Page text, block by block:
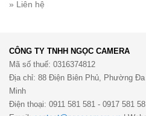
» Liên hệ
CÔNG TY TNHH NGỌC CAMERA
Mã số thuế: 0316374812
Địa chỉ: 88 Điện Biên Phủ, Phường
Minh
Điện thoại: 0911 581 581 - 0917 581